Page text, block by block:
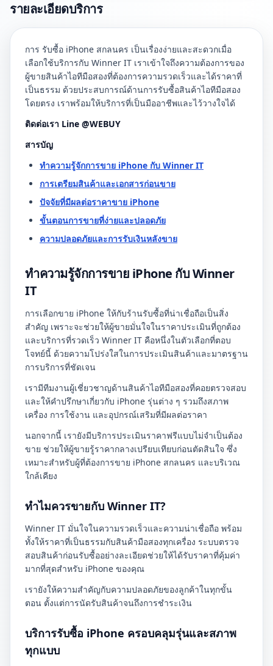
รายละเอียดบริการ
การ รับซื้อ iPhone สกลนคร เป็นเรื่องง่ายและสะดวกเมื่อ
เลือกใช้บริการกับ Winner IT เราเข้าใจถึงความต้องการของ
ผู้ขายสินค้าไอทีมือสองที่ต้องการความรวดเร็วและได้ราคาที่
เป็นธรรม ด้วยประสบการณ์ด้านการรับซื้อสินค้าไอทีมือสอง
โดยตรง เราพร้อมให้บริการที่เป็นมืออาชีพและไว้วางใจได้
ติดต่อเรา Line @WEBUY
สารบัญ
ทำความรู้จักการขาย iPhone กับ Winner IT
การเตรียมสินค้าและเอกสารก่อนขาย
ปัจจัยที่มีผลต่อราคาขาย iPhone
ขั้นตอนการขายที่ง่ายและปลอดภัย
ความปลอดภัยและการรับเงินหลังขาย
ทำความรู้จักการขาย iPhone กับ Winner
IT
การเลือกขาย iPhone ให้กับร้านรับซื้อที่น่าเชื่อถือเป็นสิ่ง
สำคัญ เพราะจะช่วยให้ผู้ขายมั่นใจในราคาประเมินที่ถูกต้อง
และบริการที่รวดเร็ว Winner IT คือหนึ่งในตัวเลือกที่ตอบ
โจทย์นี้ ด้วยความโปร่งใสในการประเมินสินค้าและมาตรฐาน
การบริการที่ชัดเจน
เรามีทีมงานผู้เชี่ยวชาญด้านสินค้าไอทีมือสองที่คอยตรวจสอบ
และให้คำปรึกษาเกี่ยวกับ iPhone รุ่นต่าง ๆ รวมถึงสภาพ
เครื่อง การใช้งาน และอุปกรณ์เสริมที่มีผลต่อราคา
นอกจากนี้ เรายังมีบริการประเมินราคาฟรีแบบไม่จำเป็นต้อง
ขาย ช่วยให้ผู้ขายรู้ราคากลางเปรียบเทียบก่อนตัดสินใจ ซึ่ง
เหมาะสำหรับผู้ที่ต้องการขาย iPhone สกลนคร และบริเวณ
ใกล้เคียง
ทำไมควรขายกับ Winner IT?
Winner IT มั่นใจในความรวดเร็วและความน่าเชื่อถือ พร้อม
ทั้งให้ราคาที่เป็นธรรมกับสินค้ามือสองทุกเครื่อง ระบบตรวจ
สอบสินค้าก่อนรับซื้ออย่างละเอียดช่วยให้ได้รับราคาที่คุ้มค่า
มากที่สุดสำหรับ iPhone ของคุณ
เรายังให้ความสำคัญกับความปลอดภัยของลูกค้าในทุกขั้น
ตอน ตั้งแต่การนัดรับสินค้าจนถึงการชำระเงิน
บริการรับซื้อ iPhone ครอบคลุมรุ่นและสภาพ
ทุกแบบ